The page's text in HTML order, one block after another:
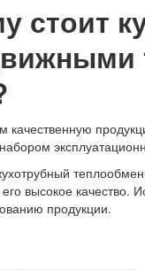
стоит
его высокое
продукции.